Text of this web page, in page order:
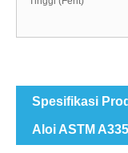
Spesifikasi
Aloi ASTM A335